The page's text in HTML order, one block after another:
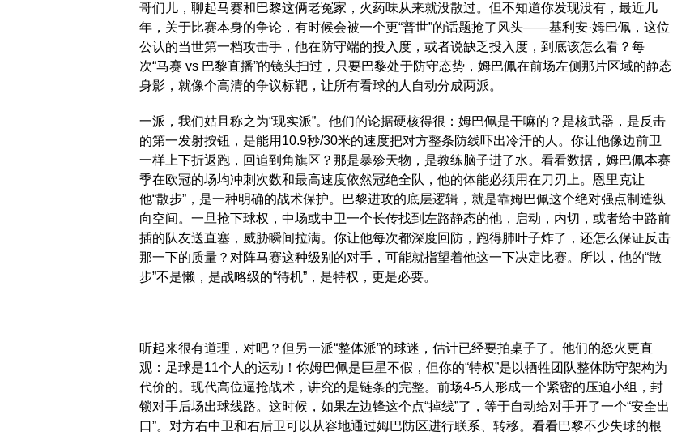
哥们儿，聊起马赛和巴黎这俩老冤家，火药味从来就没散过。但不知道你发现没有，最近几
年，关于比赛本身的争论，有时候会被一个更“普世”的话题抢了风头——基利安·姆巴佩，这位
公认的当世第一档攻击手，他在防守端的投入度，或者说缺乏投入度，到底该怎么看？每
次“马赛 vs 巴黎直播”的镜头扫过，只要巴黎处于防守态势，姆巴佩在前场左侧那片区域的静态
身影，就像个高清的争议标靶，让所有看球的人自动分成两派。
一派，我们姑且称之为“现实派”。他们的论据硬核得很：姆巴佩是干嘛的？是核武器，是反击
的第一发射按钮，是能用10.9秒/30米的速度把对方整条防线吓出冷汗的人。你让他像边前卫
一样上下折返跑，回追到角旗区？那是暴殄天物，是教练脑子进了水。看看数据，姆巴佩本赛
季在欧冠的场均冲刺次数和最高速度依然冠绝全队，他的体能必须用在刀刃上。恩里克让
他“散步”，是一种明确的战术保护。巴黎进攻的底层逻辑，就是靠姆巴佩这个绝对强点制造纵
向空间。一旦抢下球权，中场或中卫一个长传找到左路静态的他，启动，内切，或者给中路前
插的队友送直塞，威胁瞬间拉满。你让他每次都深度回防，跑得肺叶子炸了，还怎么保证反击
那一下的质量？对阵马赛这种级别的对手，可能就指望着他这一下决定比赛。所以，他的“散
步”不是懒，是战略级的“待机”，是特权，更是必要。
听起来很有道理，对吧？但另一派“整体派”的球迷，估计已经要拍桌子了。他们的怒火更直
观：足球是11个人的运动！你姆巴佩是巨星不假，但你的“特权”是以牺牲团队整体防守架构为
代价的。现代高位逼抢战术，讲究的是链条的完整。前场4-5人形成一个紧密的压迫小组，封
锁对手后场出球线路。这时候，如果左边锋这个点“掉线”了，等于自动给对手开了一个“安全出
口”。对方右中卫和右后卫可以从容地通过姆巴防区进行联系、转移。看看巴黎不少失球的根